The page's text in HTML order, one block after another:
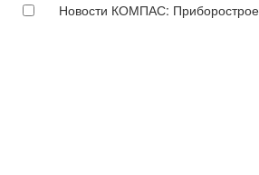
Новости КОМПАС: